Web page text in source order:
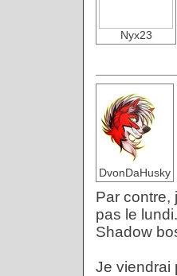
Nyx23
DvonDaHusky
Par contre,
pas le
Shadow
Je viendrai